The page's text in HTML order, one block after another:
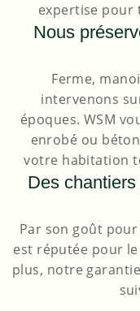
expertise pour
Nous
Ferme,
intervenons
époques. WSM
enrobé ou
votre habitation
Des
Par son goût pour
est réputée pour
plus, notre